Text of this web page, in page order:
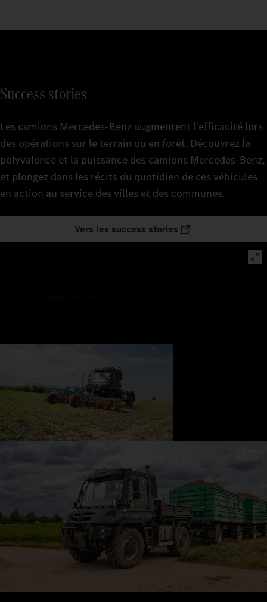
Success stories
Les camions Mercedes‑Benz augmentent l'efficacité lors
des opérations sur le terrain ou en forêt. Découvrez la
polyvalence et la puissance des camions Mercedes-Benz,
et plongez dans les récits du quotidien de ces véhicules
en action au service des villes et des communes.
Vers les success stories